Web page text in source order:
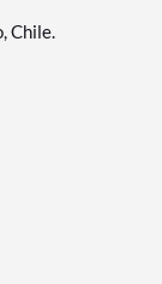
Chile.